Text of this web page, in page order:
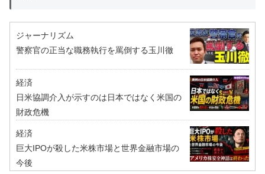
ジャーナリズム
警察官の正当な職務執行を罵倒する玉川徹
経済
日米協調介入が示すのは日本ではなく米国の
財政危機
経済
巨大IPOが殺した米株市場と世界金融市場の
今後